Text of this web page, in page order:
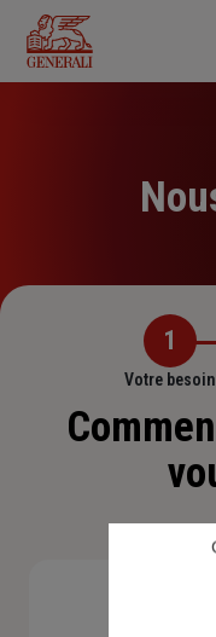
contenu
principal
1
Votre besoin